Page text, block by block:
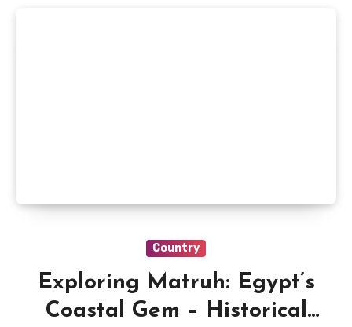
Country
Exploring Matruh: Egypt’s
Coastal Gem – Historical